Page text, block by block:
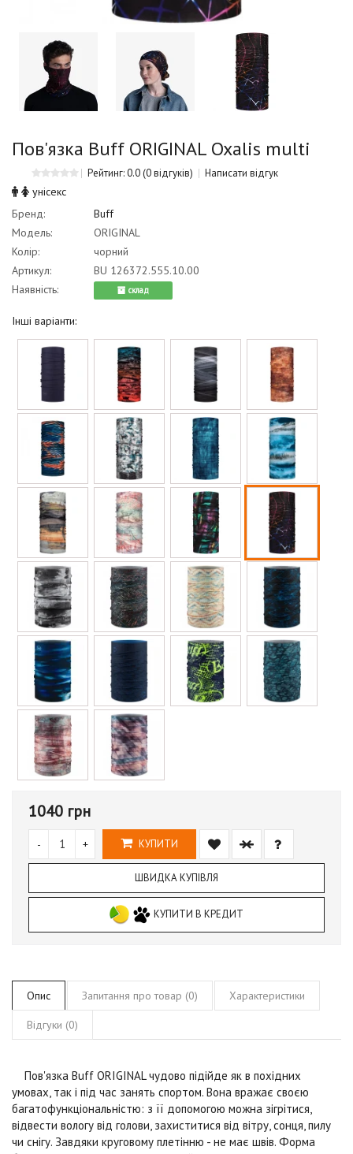
Пов'язка Buff ORIGINAL Oxalis multi
Рейтинг: 0.0(0 відгуків) Написати відгук
унісекс
Бренд:
Buff
Модель:
ORIGINAL
Колір:
чорний
Артикул:
BU 126372.555.10.00
Наявність:
cклад
Інші варіанти:
1040 грн
- + КУПИТИ
ШВИДКА КУПІВЛЯ
КУПИТИ В КРЕДИТ
Опис Запитання про товар (0) Характеристики
Відгуки (0)
Пов'язка Buff ORIGINALчудово підійде як в похідних
умовах, так і під час занять спортом. Вона вражає своєю
багатофункціональністю: з її допомогою можна зігрітися,
відвести вологу від голови, захиститися від вітру, сонця, пилу
чи снігу. Завдяки круговому плетінню - не має швів. Форма